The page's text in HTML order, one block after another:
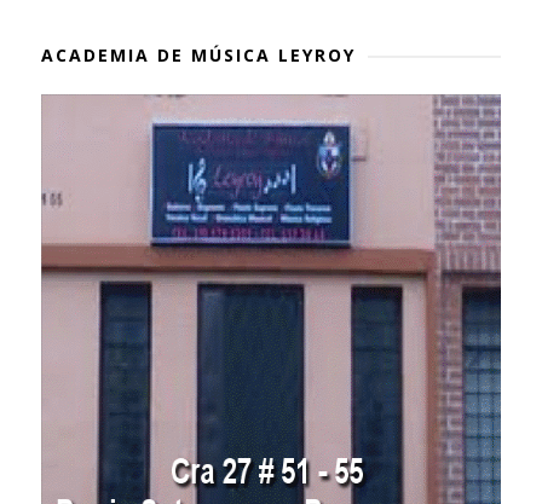
ACADEMIA DE MÚSICA LEYROY